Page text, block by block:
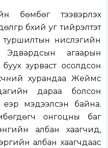
бөмбөг тээвэрлэх
бүхий уг тийрэлтэт
нислэгийн
Эдвардсын агаарын
зурваст осолдсон
хурандаа Жеймс
дараа болсон
мэдээлсэн байна.
онгоцны баг
албан хаагчид,
албан хаагчдаас